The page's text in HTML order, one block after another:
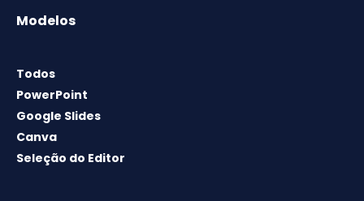
Modelos
Todos
PowerPoint
Google Slides
Canva
Seleção do Editor